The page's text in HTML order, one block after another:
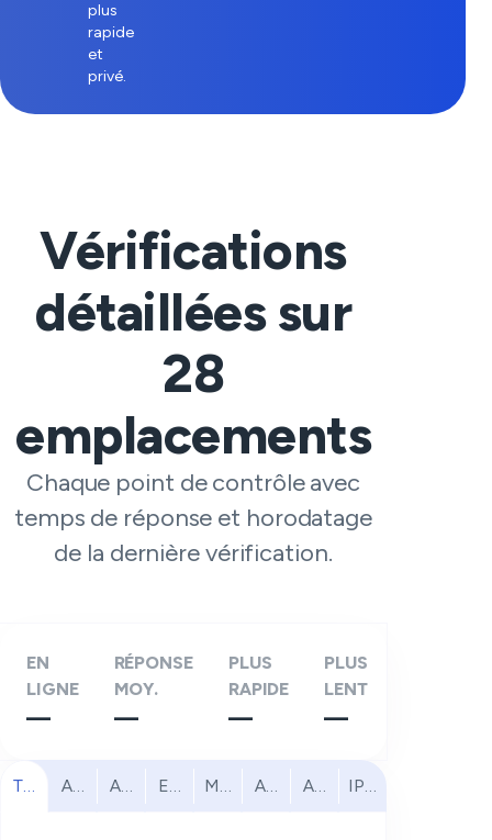
plus
rapide
et
privé.
Vérifications
détaillées sur
28
emplacements
Chaque point de contrôle avec
temps de réponse et horodatage
de la dernière vérification.
EN
LIGNE
—
RÉPONSE
MOY.
—
PLUS
RAPIDE
—
PLUS
LENT
—
Tous Amérique du Nord
Amérique du Sud
EuropeMoyen-Orient
AfriqueAsie-Pacifique
IPv6